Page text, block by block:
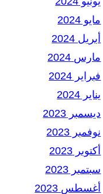
مايو 2024
أبريل 2024
مارس 2024
فبراير 2024
يناير 2024
ديسمبر 2023
نوفمبر 2023
أكتوبر 2023
سبتمبر 2023
أغسطس 2023